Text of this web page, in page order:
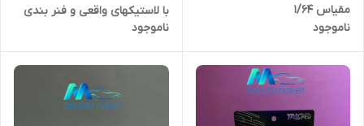
مقیاس ۱/۶۴
ناموجود
با لاستیکهای واقعی و فنر بندی
کامل
ناموجود